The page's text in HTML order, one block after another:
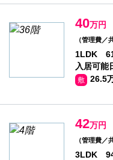
40万円
（管理費／
1LDK
入居可能
敷 26.5
42万円
（管理費／
3LDK